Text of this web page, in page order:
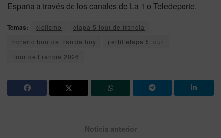
España a través de los canales de La 1 o Teledeporte.
Temas: ciclismo
etapa 5 tour de francia
horario tour de francia hoy
perfil etapa 5 tour
Tour de Francia 2026
Noticia anterior